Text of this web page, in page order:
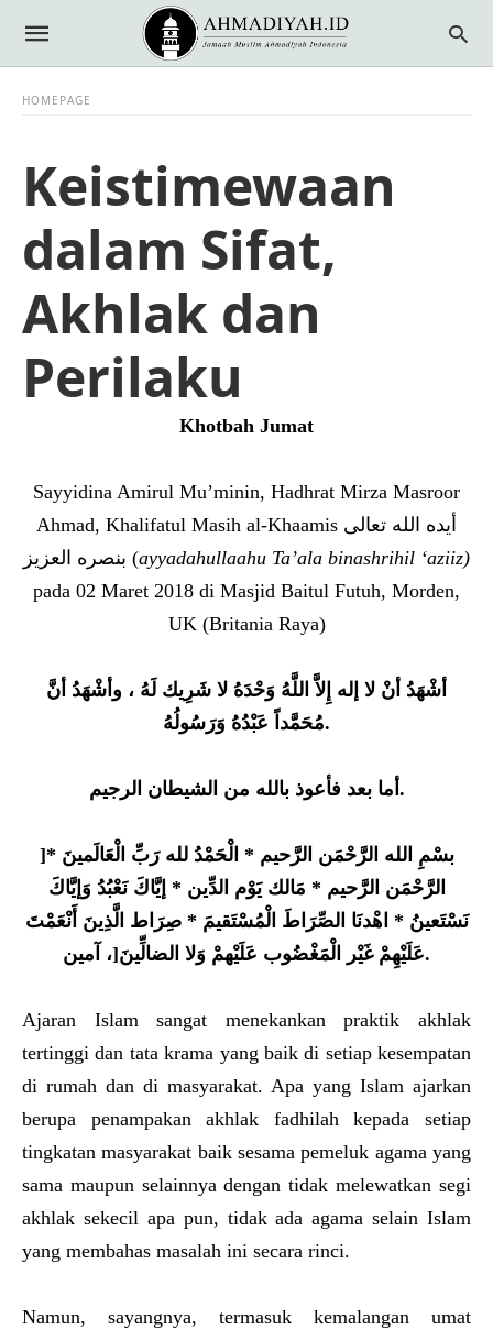
HOMEPAGE
Keistimewaan
dalam Sifat,
Akhlak dan
Perilaku
Khotbah Jumat
Sayyidina Amirul Mu’minin, Hadhrat Mirza Masroor
Ahmad, Khalifatul Masih al-Khaamis أيده الله تعالى
بنصره العزيز (ayyadahullaahu Ta’ala binashrihil ‘aziiz)
pada 02 Maret 2018 di Masjid Baitul Futuh, Morden,
UK (Britania Raya)
أشْهَدُ أنْ لا إله إِلاَّ اللَّهُ وَحْدَهُ لا شَرِيك لَهُ ، وأشْهَدُ أنَّ
مُحَمَّداً عَبْدُهُ وَرَسُولُهُ.
أما بعد فأعوذ بالله من الشيطان الرجيم.
]بسْمِ الله الرَّحْمَن الرَّحيم * الْحَمْدُ لله رَبِّ الْعَالَمينَ *
الرَّحْمَن الرَّحيم * مَالك يَوْم الدِّين * إيَّاكَ نَعْبُدُ وَإيَّاكَ
نَسْتَعينُ * اهْدنَا الصِّرَاطَ الْمُسْتَقيمَ * صِرَاط الَّذِينَ أَنْعَمْتَ
عَلَيْهِمْ غَيْر الْمَغْضُوب عَلَيْهمْ وَلا الضالِّينَ[ ، آمين.
Ajaran Islam sangat menekankan praktik akhlak
tertinggi dan tata krama yang baik di setiap kesempatan
di rumah dan di masyarakat. Apa yang Islam ajarkan
berupa penampakan akhlak fadhilah kepada setiap
tingkatan masyarakat baik sesama pemeluk agama yang
sama maupun selainnya dengan tidak melewatkan segi
akhlak sekecil apa pun, tidak ada agama selain Islam
yang membahas masalah ini secara rinci.
Namun, sayangnya, termasuk kemalangan umat